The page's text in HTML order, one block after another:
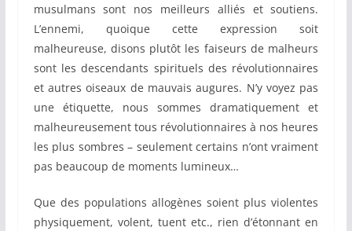
musulmans sont nos meilleurs alliés et soutiens.
L’ennemi, quoique cette expression soit
malheureuse, disons plutôt les faiseurs de malheurs
sont les descendants spirituels des révolutionnaires
et autres oiseaux de mauvais augures. N’y voyez pas
une étiquette, nous sommes dramatiquement et
malheureusement tous révolutionnaires à nos heures
les plus sombres – seulement certains n’ont vraiment
pas beaucoup de moments lumineux…
Que des populations allogènes soient plus violentes
physiquement, volent, tuent etc., rien d’étonnant en